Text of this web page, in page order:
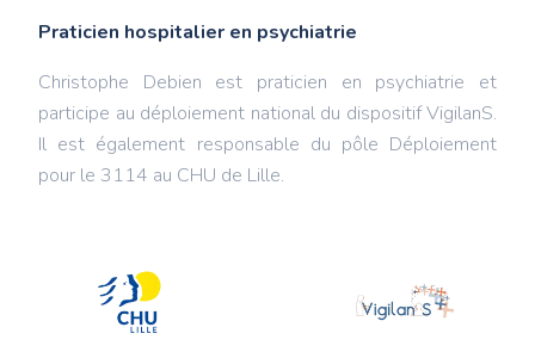
Praticien hospitalier en psychiatrie
Christophe Debien est praticien en psychiatrie et
participe au déploiement national du dispositif VigilanS.
Il est également responsable du pôle Déploiement
pour le 3114 au CHU de Lille.